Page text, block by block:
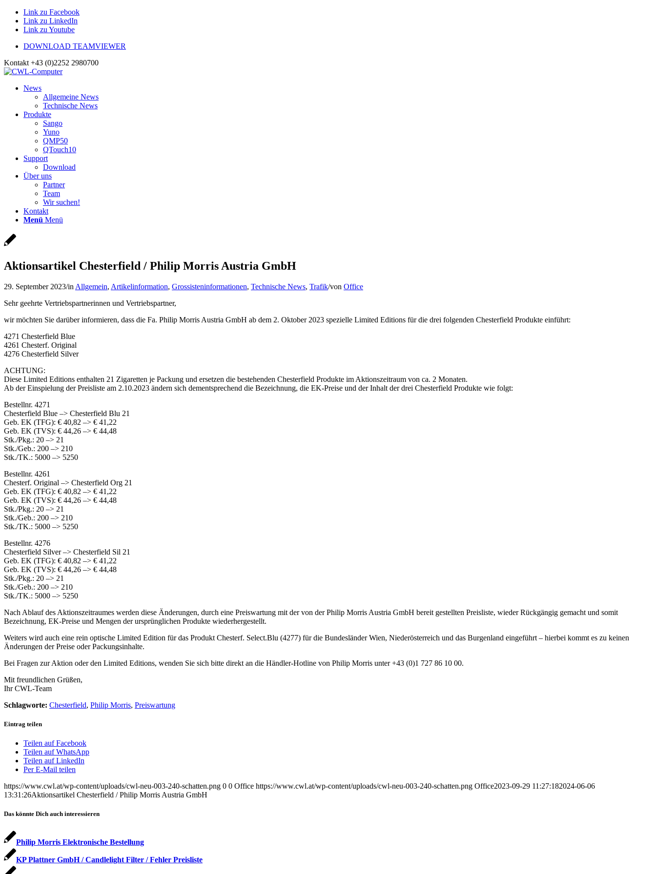
Link zu Facebook
Link zu LinkedIn
Link zu Youtube
DOWNLOAD TEAMVIEWER
Kontakt +43 (0)2252 2980700
News
Allgemeine News
Technische News
Produkte
Sango
Yuno
QMP50
QTouch10
Support
Download
Über uns
Partner
Team
Wir suchen!
Kontakt
Menü Menü
Aktionsartikel Chesterfield / Philip Morris Austria GmbH
29. September 2023/in Allgemein, Artikelinformation, Grossisteninformationen, Technische News, Trafik/von Office
Sehr geehrte Vertriebspartnerinnen und Vertriebspartner,
wir möchten Sie darüber informieren, dass die Fa. Philip Morris Austria GmbH ab dem 2. Oktober 2023 spezielle Limited Editions für die drei folgenden Chesterfield Produkte einführt:
4271 Chesterfield Blue
4261 Chesterf. Original
4276 Chesterfield Silver
ACHTUNG:
Diese Limited Editions enthalten 21 Zigaretten je Packung und ersetzen die bestehenden Chesterfield Produkte im Aktionszeitraum von ca. 2 Monaten.
Ab der Einspielung der Preisliste am 2.10.2023 ändern sich dementsprechend die Bezeichnung, die EK-Preise und der Inhalt der drei Chesterfield Produkte wie folgt:
Bestellnr. 4271
Chesterfield Blue –> Chesterfield Blu 21
Geb. EK (TFG): € 40,82 –> € 41,22
Geb. EK (TVS): € 44,26 –> € 44,48
Stk./Pkg.: 20 –> 21
Stk./Geb.: 200 –> 210
Stk./TK.: 5000 –> 5250
Bestellnr. 4261
Chesterf. Original –> Chesterfield Org 21
Geb. EK (TFG): € 40,82 –> € 41,22
Geb. EK (TVS): € 44,26 –> € 44,48
Stk./Pkg.: 20 –> 21
Stk./Geb.: 200 –> 210
Stk./TK.: 5000 –> 5250
Bestellnr. 4276
Chesterfield Silver –> Chesterfield Sil 21
Geb. EK (TFG): € 40,82 –> € 41,22
Geb. EK (TVS): € 44,26 –> € 44,48
Stk./Pkg.: 20 –> 21
Stk./Geb.: 200 –> 210
Stk./TK.: 5000 –> 5250
Nach Ablauf des Aktionszeitraumes werden diese Änderungen, durch eine Preiswartung mit der von der Philip Morris Austria GmbH bereit gestellten Preisliste, wieder Rückgängig gemacht und somit
Bezeichnung, EK-Preise und Mengen der ursprünglichen Produkte wiederhergestellt.
Weiters wird auch eine rein optische Limited Edition für das Produkt Chesterf. Select.Blu (4277) für die Bundesländer Wien, Niederösterreich und das Burgenland eingeführt – hierbei kommt es zu keinen
Änderungen der Preise oder Packungsinhalte.
Bei Fragen zur Aktion oder den Limited Editions, wenden Sie sich bitte direkt an die Händler-Hotline von Philip Morris unter +43 (0)1 727 86 10 00.
Mit freundlichen Grüßen,
Ihr CWL-Team
Schlagworte: Chesterfield, Philip Morris, Preiswartung
Eintrag teilen
Teilen auf Facebook
Teilen auf WhatsApp
Teilen auf LinkedIn
Per E-Mail teilen
https://www.cwl.at/wp-content/uploads/cwl-neu-003-240-schatten.png 0 0 Office https://www.cwl.at/wp-content/uploads/cwl-neu-003-240-schatten.png Office2023-09-29 11:27:182024-06-06
13:31:26Aktionsartikel Chesterfield / Philip Morris Austria GmbH
Das könnte Dich auch interessieren
Philip Morris Elektronische Bestellung
KP Plattner GmbH / Candlelight Filter / Fehler Preisliste